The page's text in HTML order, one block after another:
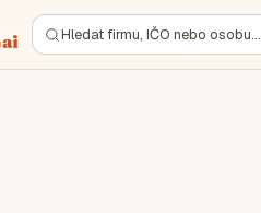
Hledat firmu, IČO nebo osobu…